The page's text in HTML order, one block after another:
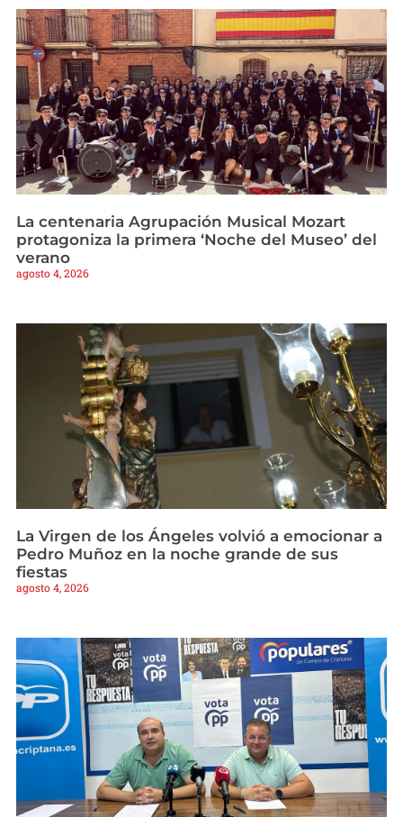
La centenaria Agrupación Musical Mozart
protagoniza la primera ‘Noche del Museo’ del
verano
agosto 4, 2026
La Virgen de los Ángeles volvió a emocionar a
Pedro Muñoz en la noche grande de sus
fiestas
agosto 4, 2026